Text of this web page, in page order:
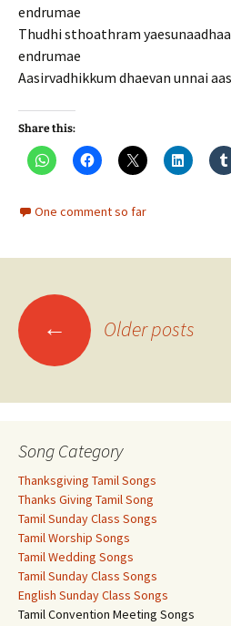
endrumae
Thudhi sthoathram
endrumae
Aasirvadhikkum dhaevan unnai
Share this:
One comment so far
Posts
navigation
← Older posts
Song Category
Thanksgiving Tamil Songs
Thanks Giving Tamil Song
Tamil Sunday Class Songs
Tamil Worship Songs
Tamil Wedding Songs
Tamil Sunday Class Songs
English Sunday Class Songs
Tamil Convention Meeting Songs